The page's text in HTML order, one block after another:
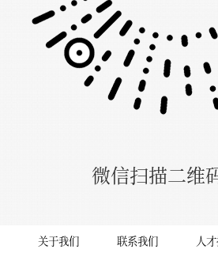
微信扫描二维
关于我们 联系我们 人